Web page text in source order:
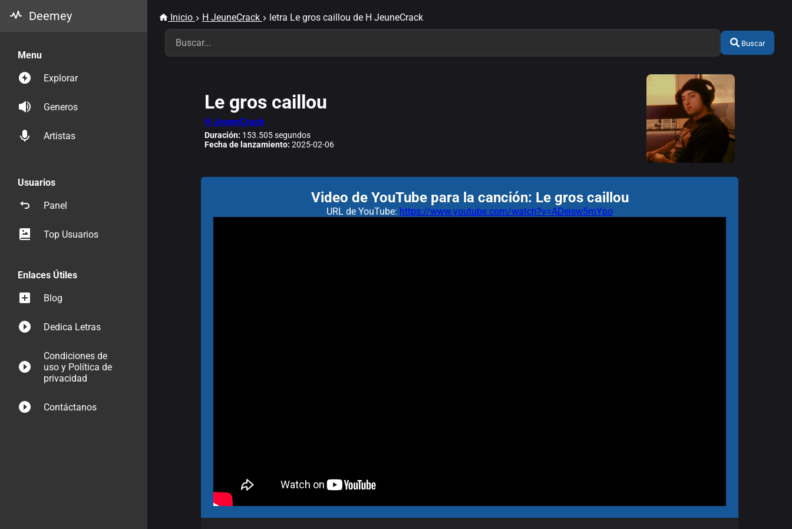
Deemey
Menu
Explorar
Generos
Artistas
Usuarios
Panel
Top Usuarios
Enlaces Útiles
Blog
Dedica Letras
Condiciones de
uso y Política de
privacidad
Contáctanos
Inicio H JeuneCrack letra Le gros caillou de H JeuneCrack
Buscar
Le gros caillou
H JeuneCrack
Duración: 153.505 segundos
Fecha de lanzamiento: 2025-02-06
Video de YouTube para la canción: Le gros caillou
URL de YouTube: https://www.youtube.com/watch?v=ADeisw5mYpo